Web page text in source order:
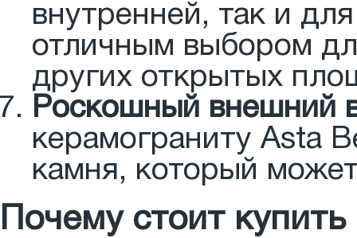
внутренней, так и
отличным выбором
других открытых
Роскошный внешний
керамограниту Asta
камня, который
Почему стоит